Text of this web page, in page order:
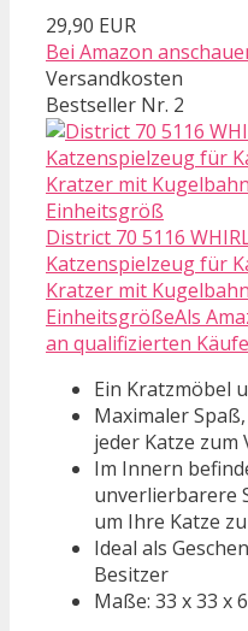
29,90 EUR
Bei Amazon
Versandkosten
Bestseller Nr. 2
District 70 5116
Katzenspielzeug für
Kratzer mit
EinheitsgrößeAls
an qualifizierten
Ein Kratzmöbel
Maximaler
jeder Katze
Im Innern
unverlierbarere
um Ihre Katze
Ideal als
Besitzer
Maße: 33 x 33 x